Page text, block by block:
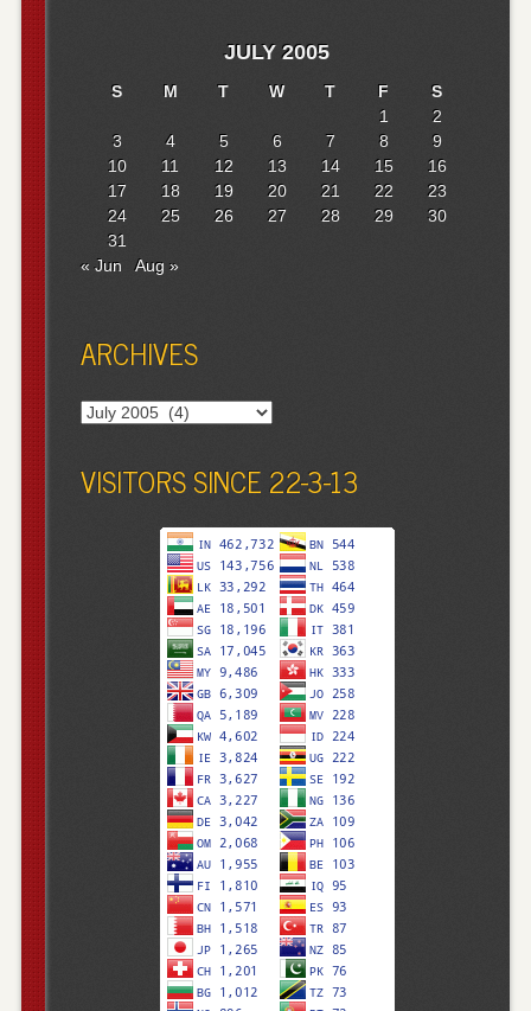
JULY 2005
S M T W T F
S
1
2
3
4 5 6 7 8
9
10
11 12 13 14 15
16
17
18 19 20 21 22
23
24
25 26 27 28 29
30
31
« Jun
Aug »
ARCHIVES
Archives
VISITORS SINCE 22-3-13